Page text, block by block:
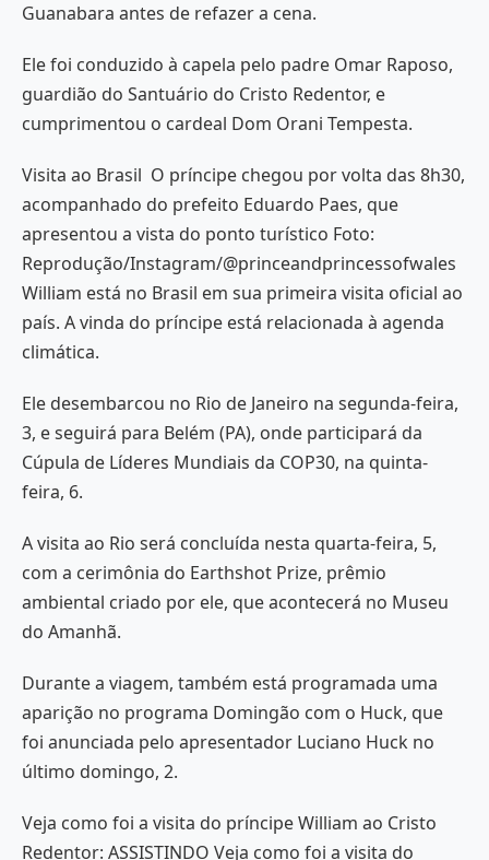
Guanabara antes de refazer a cena.
Ele foi conduzido à capela pelo padre Omar Raposo,
guardião do Santuário do Cristo Redentor, e
cumprimentou o cardeal Dom Orani Tempesta.
Visita ao Brasil O príncipe chegou por volta das 8h30,
acompanhado do prefeito Eduardo Paes, que
apresentou a vista do ponto turístico Foto:
Reprodução/Instagram/@princeandprincessofwales
William está no Brasil em sua primeira visita oficial ao
país. A vinda do príncipe está relacionada à agenda
climática.
Ele desembarcou no Rio de Janeiro na segunda-feira,
3, e seguirá para Belém (PA), onde participará da
Cúpula de Líderes Mundiais da COP30, na quinta-
feira, 6.
A visita ao Rio será concluída nesta quarta-feira, 5,
com a cerimônia do Earthshot Prize, prêmio
ambiental criado por ele, que acontecerá no Museu
do Amanhã.
Durante a viagem, também está programada uma
aparição no programa Domingão com o Huck, que
foi anunciada pelo apresentador Luciano Huck no
último domingo, 2.
Veja como foi a visita do príncipe William ao Cristo
Redentor: ASSISTINDO Veja como foi a visita do